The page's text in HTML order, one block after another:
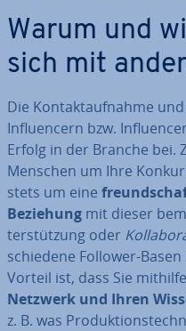
Warum und
sich mit
Die Kon­takt­auf­nah­me
In­fluen­cern bzw.
Erfolg in der Branche bei.
Menschen um Ihre
stets um eine
Beziehung mit dieser
ter­stüt­zung oder
schie­de­ne Follower-
Vorteil ist, dass Sie
Netzwerk und Ihren
z. B. was